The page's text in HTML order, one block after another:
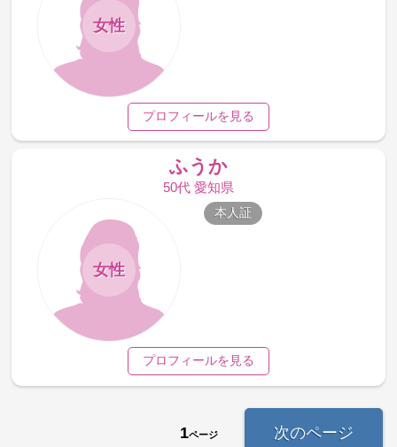
女性
プロフィールを見る
ふうか
50代 愛知県
女性
本人証
プロフィールを見る
1ページ 次のページ